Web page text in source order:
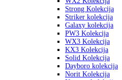
Strong Kolekcija
Striker kolekcija
Galaxy kolekcija
PW3 Kolekcija
WX3 Kolekcija
KX3 Kolekcija
Solid Kolekcija
Dayboro kolekcija
Norit Kolekcija